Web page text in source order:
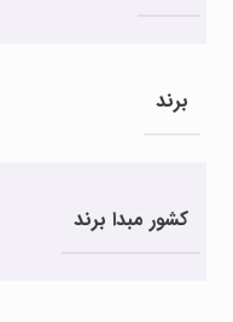
برند
کشور مبدا برند